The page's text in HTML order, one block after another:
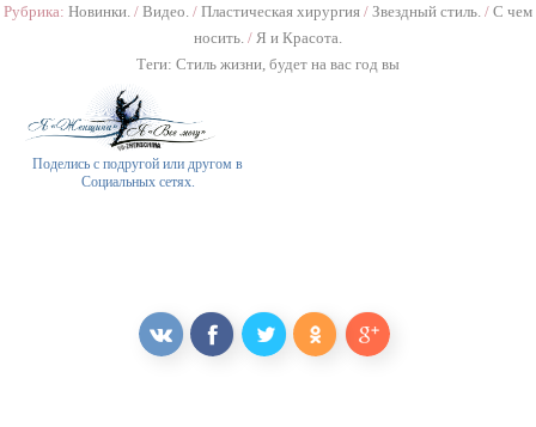
Рубрика: Новинки. / Видео. / Пластическая хирургия / Звездный стиль. / С чем
носить. / Я и Красота.
Теги: Стиль жизни будет на вас год вы
Поделись с подругой или другом в
Социальных сетях.